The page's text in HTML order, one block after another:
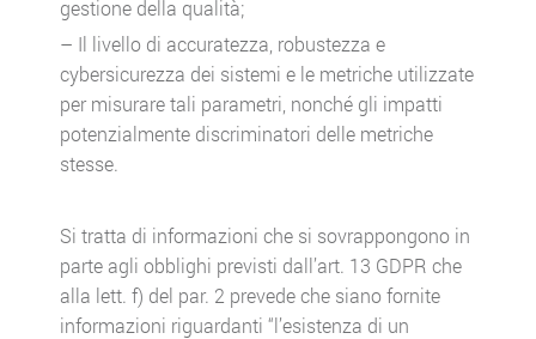
gestione della qualità;
– Il livello di accuratezza, robustezza e
cybersicurezza dei sistemi e le metriche utilizzate
per misurare tali parametri, nonché gli impatti
potenzialmente discriminatori delle metriche
stesse.
Si tratta di informazioni che si sovrappongono in
parte agli obblighi previsti dall’art. 13 GDPR che
alla lett. f) del par. 2 prevede che siano fornite
informazioni riguardanti “l’esistenza di un